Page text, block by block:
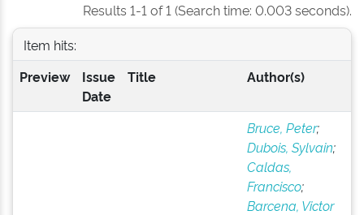
Results 1-1 of 1 (Search time: 0.003 seconds).
Item hits:
Preview
Issue
Date
Title Author(s)
Bruce, Peter;
Dubois, Sylvain;
Caldas,
Francisco;
Barcena, Victor